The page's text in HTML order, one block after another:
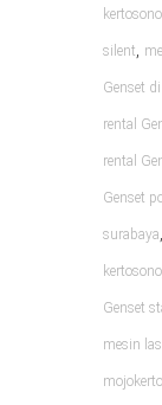
silent,
Genset
rental
rental
Genset
surabaya,
kertosono
Genset
mesin
mojokerto